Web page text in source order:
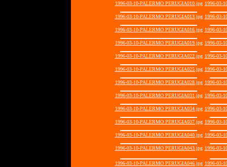
1996-03-10-PALERMO PERUGIA010.jpg 1996-03-
1996-03-10-PALERMO PERUGIA013.jpg 1996-03-
1996-03-10-PALERMO PERUGIA016.jpg 1996-03-
1996-03-10-PALERMO PERUGIA019.jpg 1996-03-
1996-03-10-PALERMO PERUGIA022.jpg 1996-03-
1996-03-10-PALERMO PERUGIA025.jpg 1996-03-
1996-03-10-PALERMO PERUGIA028.jpg 1996-03-
1996-03-10-PALERMO PERUGIA031.jpg 1996-03-
1996-03-10-PALERMO PERUGIA034.jpg 1996-03-
1996-03-10-PALERMO PERUGIA037.jpg 1996-03-
1996-03-10-PALERMO PERUGIA040.jpg 1996-03-
1996-03-10-PALERMO PERUGIA043.jpg 1996-03-
1996-03-10-PALERMO PERUGIA046.jpg 1996-03-